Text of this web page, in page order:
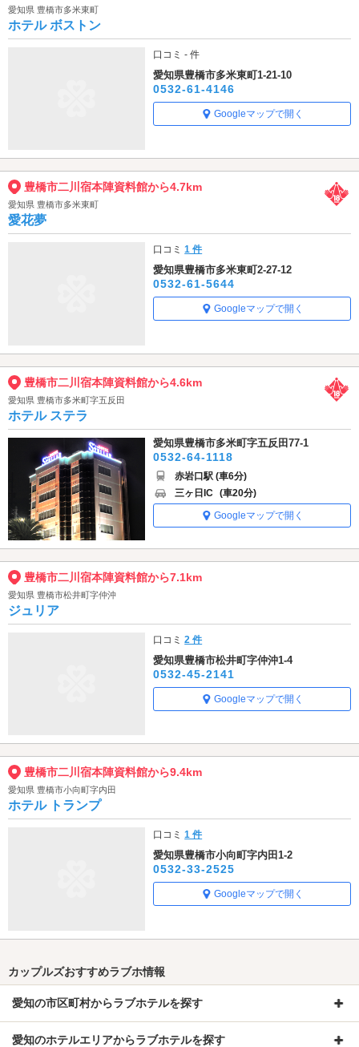
愛知県 豊橋市多米東町
ホテル ボストン
口コミ - 件
愛知県豊橋市多米東町1-21-10
0532-61-4146
Googleマップで開く
豊橋市二川宿本陣資料館から4.7km
愛知県 豊橋市多米東町
愛花夢
口コミ1 件
愛知県豊橋市多米東町2-27-12
0532-61-5644
Googleマップで開く
豊橋市二川宿本陣資料館から4.6km
愛知県 豊橋市多米町字五反田
ホテル ステラ
愛知県豊橋市多米町字五反田77-1
0532-64-1118
赤岩口駅 (車6分)
三ヶ日IC (車20分)
Googleマップで開く
豊橋市二川宿本陣資料館から7.1km
愛知県 豊橋市松井町字仲沖
ジュリア
口コミ2 件
愛知県豊橋市松井町字仲沖1-4
0532-45-2141
Googleマップで開く
豊橋市二川宿本陣資料館から9.4km
愛知県 豊橋市小向町字内田
ホテル トランプ
口コミ1 件
愛知県豊橋市小向町字内田1-2
0532-33-2525
Googleマップで開く
カップルズおすすめラブホ情報
愛知の市区町村からラブホテルを探す
愛知のホテルエリアからラブホテルを探す